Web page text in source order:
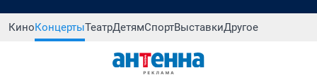
КиноКонцертыТеатрДетямСпортВыставкиДругое